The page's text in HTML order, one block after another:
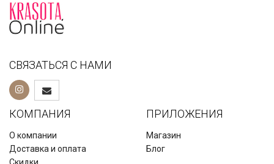
СВЯЗАТЬСЯ С НАМИ
КОМПАНИЯ
О компании
Доставка и оплата
Скидки
ПРИЛОЖЕНИЯ
Магазин
Блог